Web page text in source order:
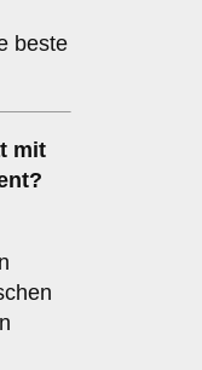
beste
mit